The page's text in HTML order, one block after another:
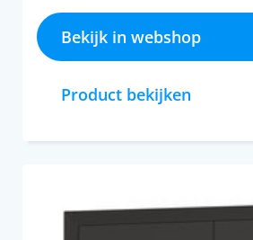
Bekijk in webshop
Product bekijken